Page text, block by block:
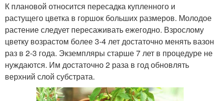
К плановой относится пересадка купленного и
растущего цветка в горшок больших размеров. Молодое
растение следует пересаживать ежегодно. Взрослому
цветку возрастом более 3-4 лет достаточно менять вазон
раз в 2-3 года. Экземпляры старше 7 лет в процедуре не
нуждаются. Им достаточно 2 раза в год обновлять
верхний слой субстрата.